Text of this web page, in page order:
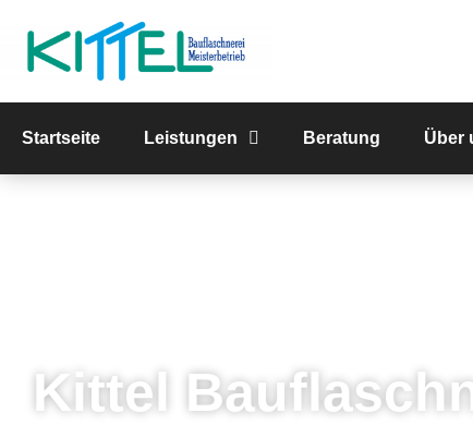
Startseite Leistungen Beratung Über
Kittel